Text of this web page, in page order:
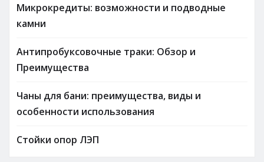
Микрокредиты: возможности и подводные
камни
Антипробуксовочные траки: Обзор и
Преимущества
Чаны для бани: преимущества, виды и
особенности использования
Стойки опор ЛЭП